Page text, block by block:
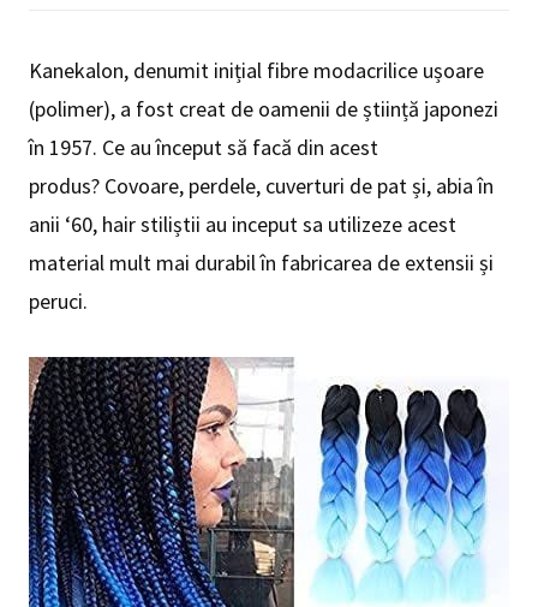
Kanekalon, denumit inițial fibre modacrilice ușoare
(polimer), a fost creat de oamenii de știință japonezi
în 1957. Ce au început să facă din acest
produs? Covoare, perdele, cuverturi de pat și, abia în
anii ‘60, hair stiliștii au inceput sa utilizeze acest
material mult mai durabil în fabricarea de extensii și
peruci.